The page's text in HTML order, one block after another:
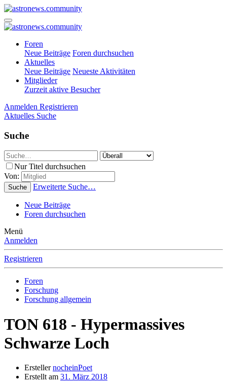
Foren
Neue Beiträge Foren durchsuchen
Aktuelles
Neue Beiträge Neueste Aktivitäten
Mitglieder
Zurzeit aktive Besucher
Anmelden Registrieren
Aktuelles Suche
Suche
Nur Titel durchsuchen
Von:
Suche Erweiterte Suche…
Neue Beiträge
Foren durchsuchen
Menü
Anmelden
Registrieren
Foren
Forschung
Forschung allgemein
TON 618 - Hypermassives
Schwarze Loch
Ersteller nocheinPoet
Erstellt am 31. März 2018